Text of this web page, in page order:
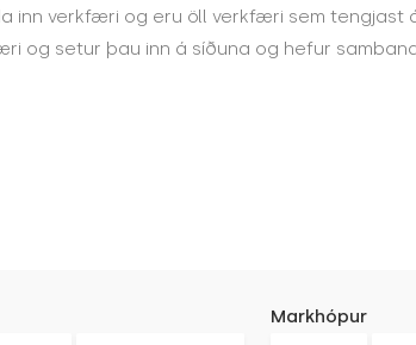
inn verkfæri og eru öll verkfæri sem tengjast
og setur þau inn á síðuna og hefur
Markhópur